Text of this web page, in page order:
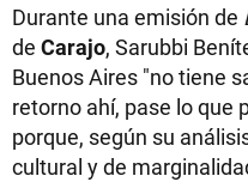
Durante una emisión de
de Carajo, Sarubbi
Buenos Aires "no tiene
retorno ahí, pase lo que
porque, según su
cultural y de